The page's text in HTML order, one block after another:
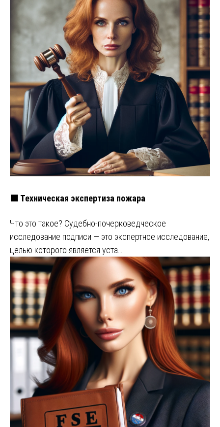
🟥 Техническая экспертиза пожара
Что это такое? Судебно-почерковедческое
исследование подписи — это экспертное исследование,
целью которого является уста…